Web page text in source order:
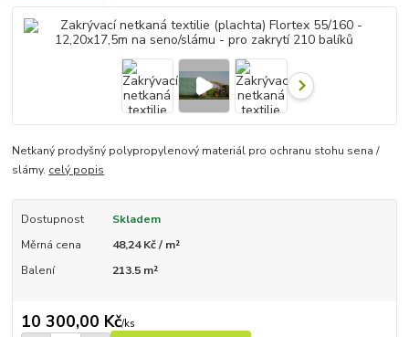
Netkaný prodyšný polypropylenový materiál pro ochranu stohu sena /
slámy. celý popis
Dostupnost
Skladem
Měrná cena
48,24 Kč / m²
Balení
213.5 m²
10 300,00 Kč/ks